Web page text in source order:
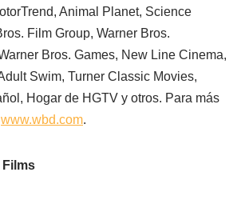
Animal Planet, Science
Film Group, Warner Bros.
Bros. Games, New Line Cinema,
Swim, Turner Classic Movies,
Hogar de HGTV y otros. Para más
www.wbd.com.